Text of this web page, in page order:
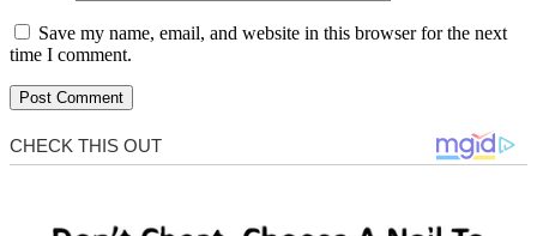
Save my name, email, and website in this browser for the next
time I comment.